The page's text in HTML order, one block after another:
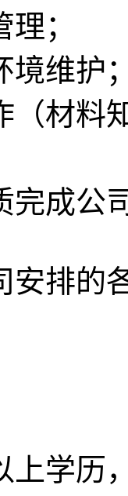
；
境维护
（材料
质完
安排的
上学历